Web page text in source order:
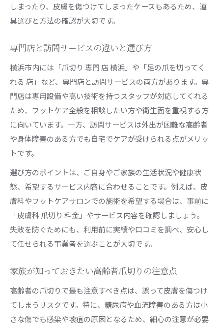
しまったり、皮膚を傷つけてしまったケースもあるため、道
具選びと方法の確認が大切です。
専門店と訪問サービスの違いと選び方
横浜市内には「爪切り 専門 店 横浜」や「足の爪を切ってく
れる 店」など、専門店と訪問サービスの両方があります。専
門店は専用設備や高い技術を持つスタッフが対応してくれる
ため、フットケア全般を相談したい方や衛生面を重視する方
に向いています。一方、訪問サービスは外出が困難な高齢者
や身体障害のある方でも自宅でケアが受けられる点がメリッ
トです。
選び方のポイントは、ご自身やご家族の生活状況や健康状
態、希望するサービス内容に合わせることです。例えば、皮
膚科やフットケアサロンでの施術を希望する場合は、事前に
「皮膚科 爪切り 料金」やサービス内容を確認しましょう。
失敗を防ぐためにも、利用前に実績や口コミを調べ、安心し
て任せられる事業者を選ぶことが大切です。
家族が知っておきたい高齢者爪切りの注意点
高齢者の爪切りで最も注意すべき点は、誤って皮膚を傷つけ
てしまうリスクです。特に、糖尿病や血流障害のある方は小
さな傷でも感染や壊疽の原因となるため、細心の注意が必要